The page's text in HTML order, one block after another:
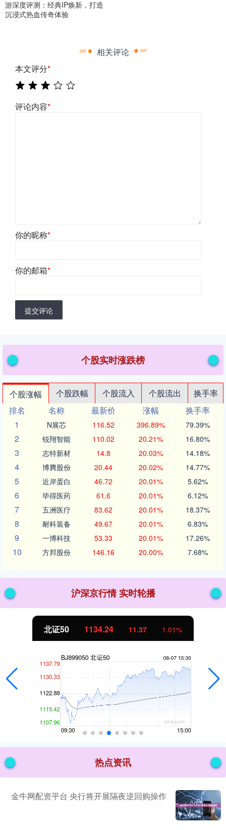
游深度评测：经典IP焕新，打造
沉浸式热血传奇体验
相关评论
本文评分*
评论内容*
你的昵称*
你的邮箱*
提交评论
个股实时涨跌榜
个股涨幅 个股跌幅 个股流入 个股流出
换手率
排名
名称 最新价 涨幅
换手率
1
N展芯 116.52 396.89% 79.39%
2 锐翔智能 110.02 20.21% 16.80%
3 志特新材 14.8 20.03% 14.18%
4 博腾股份 20.44 20.02% 14.77%
5 近岸蛋白 46.72 20.01% 5.62%
6 毕得医药 61.6 20.01% 6.12%
7 五洲医疗 83.62 20.01% 18.37%
8 耐科装备 49.67 20.01% 6.83%
9 一博科技 53.33 20.01% 17.26%
10 方邦股份 146.16 20.00% 7.68%
沪深京行情 实时轮播
北证50 1134.24 11.37 1.01%
热点资讯
金牛网配资平台 央行将开展隔夜逆回购操作